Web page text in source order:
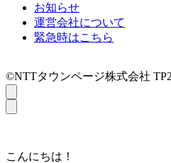
お知らせ
運営会社について
緊急時はこちら
©NTTタウンページ株式会社
こんにちは！